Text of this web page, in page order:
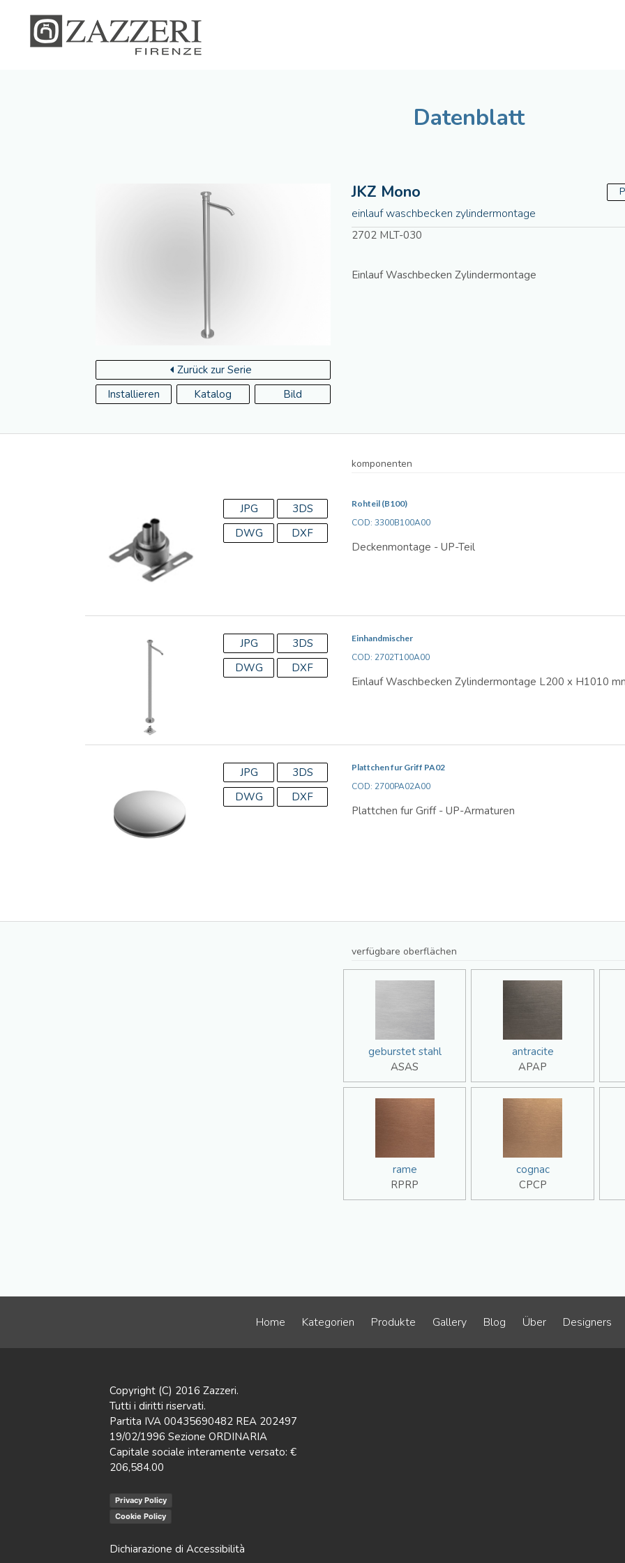
Datenblatt
Zurück zur Serie
Installieren
Katalog Bild
JKZ Mono
einlauf waschbecken zylindermontage
2702 MLT-030
Einlauf Waschbecken Zylindermontage
komponenten
JPG
3DS
DWG
DXF
Rohteil (B100)
COD: 3300B100A00
Deckenmontage - UP-Teil
JPG
3DS
DWG
DXF
Einhandmischer
COD: 2702T100A00
Einlauf Waschbecken Zylindermontage L200 x H1010
JPG
3DS
DWG
DXF
Plattchen fur Griff PA02
COD: 2700PA02A00
Plattchen fur Griff - UP-Armaturen
verfügbare oberflächen
geburstet stahl
ASAS
antracite
APAP
rame
RPRP
cognac
CPCP
Home Kategorien Produkte Gallery Blog Über Designers
Copyright (C) 2016 Zazzeri.
Tutti i diritti riservati.
Partita IVA 00435690482 REA 202497
19/02/1996 Sezione ORDINARIA
Capitale sociale interamente versato: €
206,584.00
Privacy Policy
Cookie Policy
Dichiarazione di Accessibilità